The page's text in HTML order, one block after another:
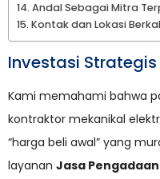
Andal Sebagai Mitra
Kontak dan Lokasi
Investasi
Kami memahami bahwa
kontraktor mekanikal
“harga beli awal” yang
layanan Jasa